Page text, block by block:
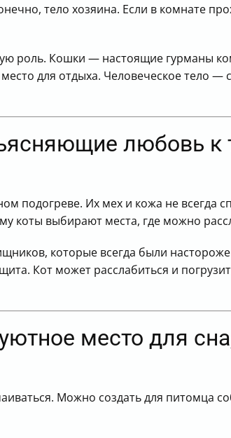
тело хозяина. Если в комнате
роль. Кошки — настоящие гурманы
для отдыха. Человеческое тело —
любовь к
подогреве. Их мех и кожа не всегда
коты выбирают места, где можно
которые всегда были
Кот может расслабиться и
место для
Можно создать для питомца